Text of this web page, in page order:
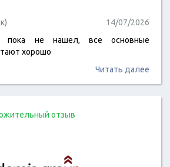
14/07/2026
пока не нашел, все основные
хорошо
Читать далее
отзыв